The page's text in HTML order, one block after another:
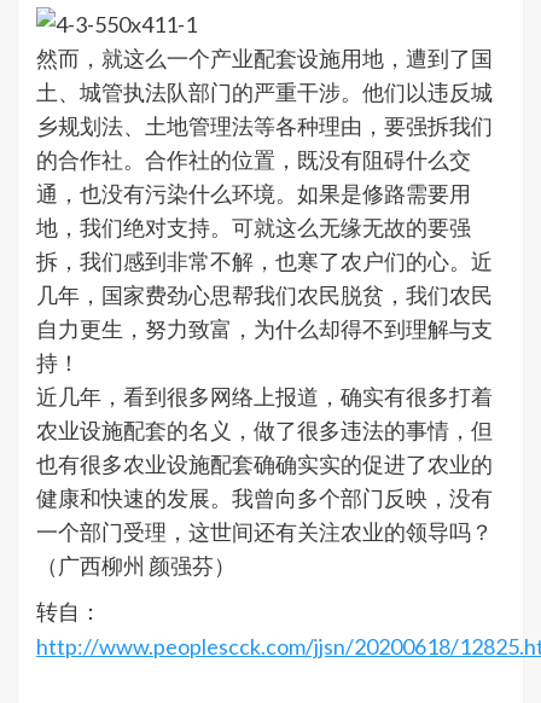
然而，就这么一个产业配套设施用地，遭到了国
土、城管执法队部门的严重干涉。他们以违反城
乡规划法、土地管理法等各种理由，要强拆我们
的合作社。合作社的位置，既没有阻碍什么交
通，也没有污染什么环境。如果是修路需要用
地，我们绝对支持。可就这么无缘无故的要强
拆，我们感到非常不解，也寒了农户们的心。近
几年，国家费劲心思帮我们农民脱贫，我们农民
自力更生，努力致富，为什么却得不到理解与支
持！
近几年，看到很多网络上报道，确实有很多打着
农业设施配套的名义，做了很多违法的事情，但
也有很多农业设施配套确确实实的促进了农业的
健康和快速的发展。我曾向多个部门反映，没有
一个部门受理，这世间还有关注农业的领导吗？
（广西柳州 颜强芬）
转自：
http://www.peoplescck.com/jjsn/20200618/